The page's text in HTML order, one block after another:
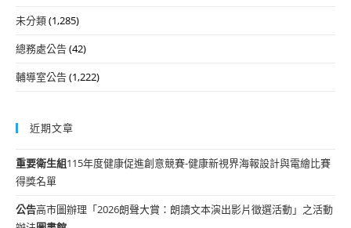
未分類(1,285)
總務處公告(42)
輔導室公告(1,222)
近期文章
重要衛生組115年度健康促進創意競賽-健康新視界海報設計與電繪比賽
得獎名單
公告高市圖辦理「2026朗聲大賞：朗讀文本演出影片徵選活動」之活動